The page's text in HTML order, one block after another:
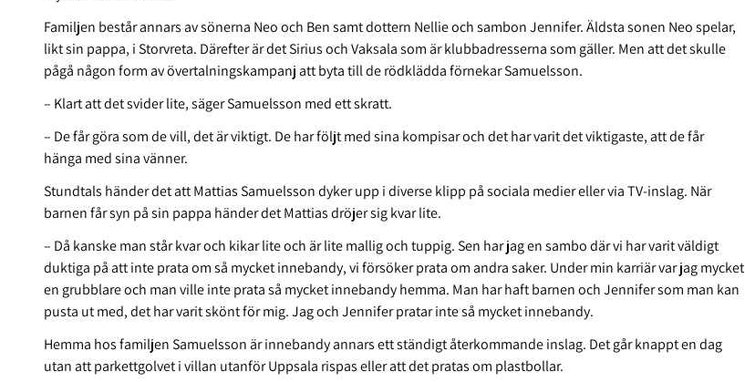
Familjen består annars av sönerna Neo och Ben samt dottern Nellie och sambon Jennifer. Äldsta sonen Neo spelar,
likt sin pappa, i Storvreta. Därefter är det Sirius och Vaksala som är klubbadresserna som gäller. Men att det skulle
pågå någon form av övertalningskampanj att byta till de rödklädda förnekar Samuelsson.
– Klart att det svider lite, säger Samuelsson med ett skratt.
– De får göra som de vill, det är viktigt. De har följt med sina kompisar och det har varit det viktigaste, att de får
hänga med sina vänner.
Stundtals händer det att Mattias Samuelsson dyker upp i diverse klipp på sociala medier eller via TV-inslag. När
barnen får syn på sin pappa händer det Mattias dröjer sig kvar lite.
– Då kanske man står kvar och kikar lite och är lite mallig och tuppig. Sen har jag en sambo där vi har varit väldigt
duktiga på att inte prata om så mycket innebandy, vi försöker prata om andra saker. Under min karriär var jag mycket
en grubblare och man ville inte prata så mycket innebandy hemma. Man har haft barnen och Jennifer som man kan
pusta ut med, det har varit skönt för mig. Jag och Jennifer pratar inte så mycket innebandy.
Hemma hos familjen Samuelsson är innebandy annars ett ständigt återkommande inslag. Det går knappt en dag
utan att parkettgolvet i villan utanför Uppsala rispas eller att det pratas om plastbollar.